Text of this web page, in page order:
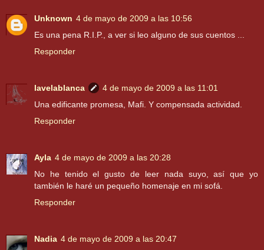
Unknown 4 de mayo de 2009 a las 10:56
Es una pena R.I.P., a ver si leo alguno de sus cuentos ...
Responder
lavelablanca
4 de mayo de 2009 a las 11:01
Una edificante promesa, Mafi. Y compensada actividad.
Responder
Ayla 4 de mayo de 2009 a las 20:28
No he tenido el gusto de leer nada suyo, así que yo
también le haré un pequeño homenaje en mi sofá.
Responder
Nadia 4 de mayo de 2009 a las 20:47